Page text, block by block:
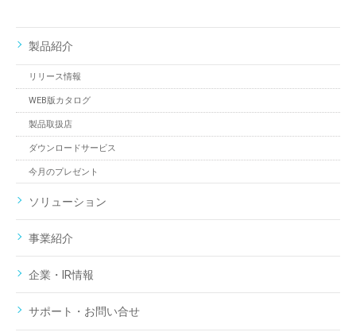
製品紹介
リリース情報
WEB版カタログ
製品取扱店
ダウンロードサービス
今月のプレゼント
ソリューション
事業紹介
企業・IR情報
サポート・お問い合せ